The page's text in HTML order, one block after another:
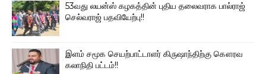
53வது லயன்ஸ் கழகத்தின் புதிய தலைவராக பால்ராஜ்
செல்வராஜ் பதவியேற்பு!!
இளம் சமூக செயற்பாட்டாளர் கிருஷாந்திற்கு கௌரவ
கலாநிதி பட்டம்!!